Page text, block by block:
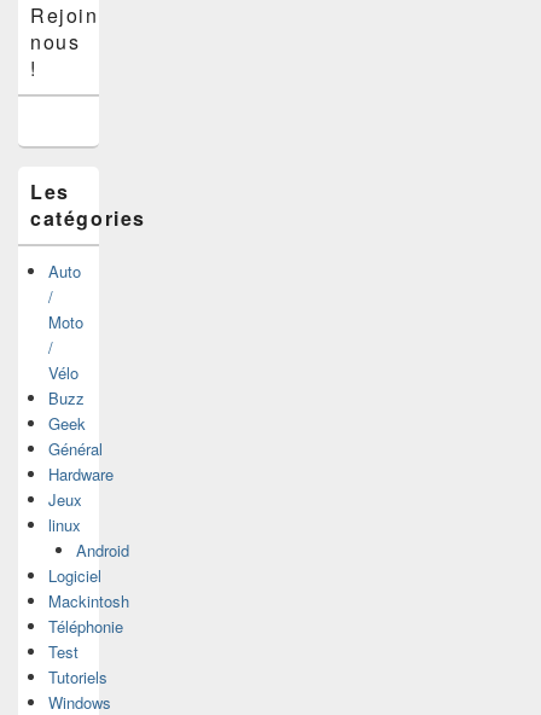
principale
de
widget
latérale
Rejoins-
nous
!
Les
catégories
Auto
/
Moto
/
Vélo
Buzz
Geek
Général
Hardware
Jeux
linux
Android
Logiciel
Mackintosh
Téléphonie
Test
Tutoriels
Windows